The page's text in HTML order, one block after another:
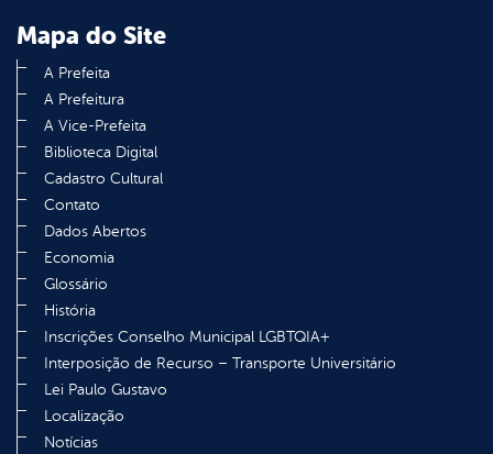
Mapa do Site
A Prefeita
A Prefeitura
A Vice-Prefeita
Biblioteca Digital
Cadastro Cultural
Contato
Dados Abertos
Economia
Glossário
História
Inscrições Conselho Municipal LGBTQIA+
Interposição de Recurso – Transporte Universitário
Lei Paulo Gustavo
Localização
Notícias